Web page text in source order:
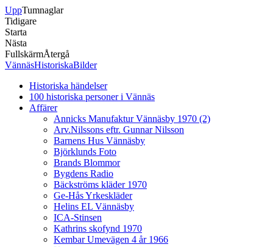
UppTumnaglar
Tidigare
Starta
Nästa
FullskärmÅtergå
VännäsHistoriskaBilder
Historiska händelser
100 historiska personer i Vännäs
Affärer
Annicks Manufaktur Vännäsby 1970 (2)
Arv.Nilssons eftr. Gunnar Nilsson
Barnens Hus Vännäsby
Björklunds Foto
Brands Blommor
Bygdens Radio
Bäckströms kläder 1970
Ge-Hås Yrkeskläder
Helins EL Vännäsby
ICA-Stinsen
Kathrins skofynd 1970
Kembar Umevägen 4 år 1966